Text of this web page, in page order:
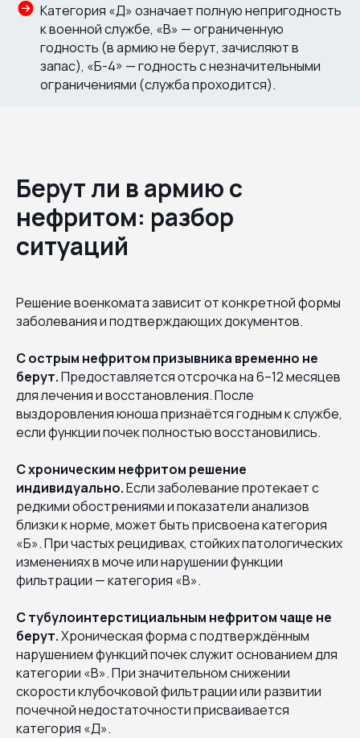
Категория «Д» означает полную непригодность
к военной службе, «В» — ограниченную
годность (в армию не берут, зачисляют в
запас), «Б-4» — годность с незначительными
ограничениями (служба проходится).
Берут ли в армию с
нефритом: разбор
ситуаций
Решение военкомата зависит от конкретной формы
заболевания и подтверждающих документов.
С острым нефритом призывника временно не
берут.Предоставляется отсрочка на 6–12 месяцев
для лечения и восстановления. После
выздоровления юноша признаётся годным к службе,
если функции почек полностью восстановились.
С хроническим нефритом решение
индивидуально.Если заболевание протекает с
редкими обострениями и показатели анализов
близки к норме, может быть присвоена категория
«Б». При частых рецидивах, стойких патологических
изменениях в моче или нарушении функции
фильтрации — категория «В».
С тубулоинтерстициальным нефритом чаще не
берут.Хроническая форма с подтверждённым
нарушением функций почек служит основанием для
категории «В». При значительном снижении
скорости клубочковой фильтрации или развитии
почечной недостаточности присваивается
категория «Д».